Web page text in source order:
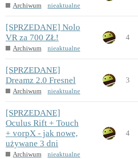
Archiwum nieaktualne
[SPRZEDANE] Nolo
VR za 700 ZŁ!
Archiwum nieaktualne
4
[SPRZEDANE]
Dreamz 2.0 Fresnel
Archiwum nieaktualne
3
[SPRZEDANE]
Oculus Rift + Touch
+ vorpX - jak nowe,
używane 3 dni
Archiwum nieaktualne
4